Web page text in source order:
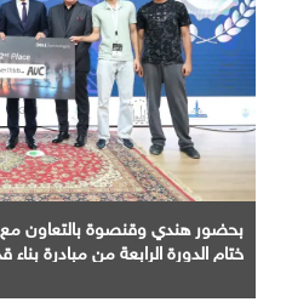
ختام الدورة الرابعة من مبادرة